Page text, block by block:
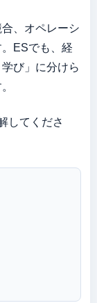
、オペレーシ
ESでも、経
び」に分けら
してくださ